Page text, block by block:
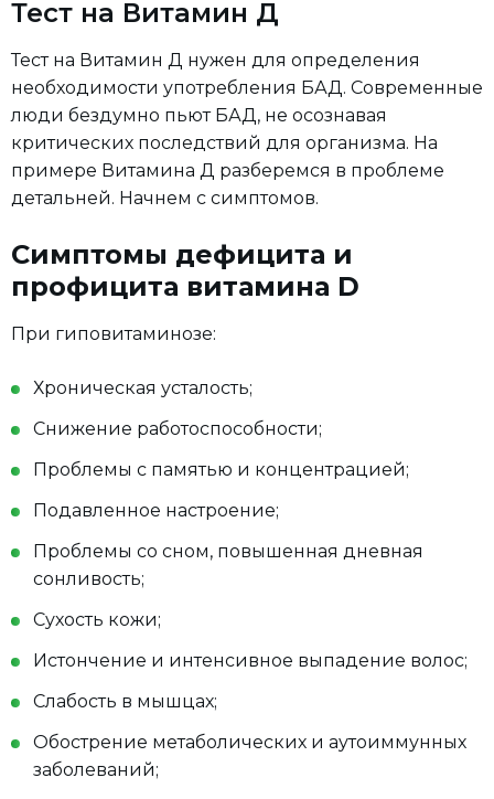
Тест на Витамин Д
Тест на Витамин Д нужен для определения
необходимости употребления БАД. Современные
люди бездумно пьют БАД, не осознавая
критических последствий для организма. На
примере Витамина Д разберемся в проблеме
детальней. Начнем с симптомов.
Симптомы дефицита и
профицита витамина D
При гиповитаминозе:
Хроническая усталость;
Снижение работоспособности;
Проблемы с памятью и концентрацией;
Подавленное настроение;
Проблемы со сном, повышенная дневная
сонливость;
Сухость кожи;
Истончение и интенсивное выпадение волос;
Слабость в мышцах;
Обострение метаболических и аутоиммунных
заболеваний;